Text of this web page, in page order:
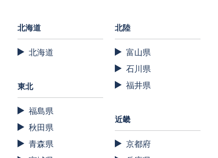
北海道
北海道
東北
福島県
秋田県
青森県
北陸
富山県
石川県
福井県
近畿
京都府